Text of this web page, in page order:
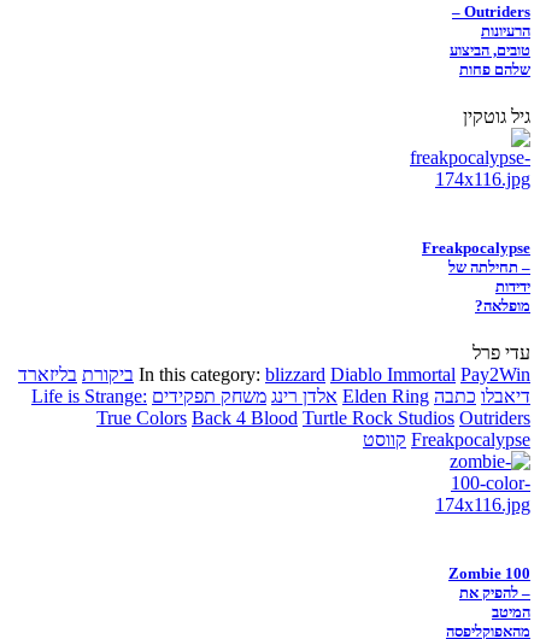
Outriders –
הרעיונות
טובים, הביצוע
שלהם פחות
גיל גוטקין
Freakpocalypse
– תחילתה של
ידידות
מופלאה?
עדי פרל
In this category: blizzard Diablo Immortal Pay2Win ביקורת בליזארד
דיאבלו כתבה Elden Ring אלדן רינג משחק תפקידים Life is Strange:
True Colors Back 4 Blood Turtle Rock Studios Outriders
Freakpocalypse קווסט
Zombie 100
– להפיק את
המיטב
מהאפוקליפסה